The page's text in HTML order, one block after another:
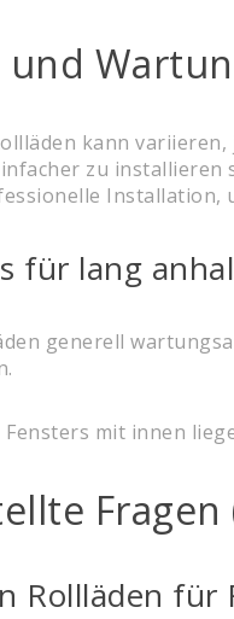
kann
zu installieren
Installation,
für lang
generell
Fragen
Rollläden für